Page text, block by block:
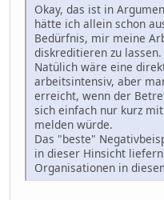
Okay, das ist in
hätte ich allein schon
Bedürfnis, mir meine
diskreditieren zu lassen.
Natülich wäre eine
arbeitsintensiv, aber
erreicht, wenn der
sich einfach nur kurz
melden würde.
Das "beste"
in dieser Hinsicht
Organisationen in